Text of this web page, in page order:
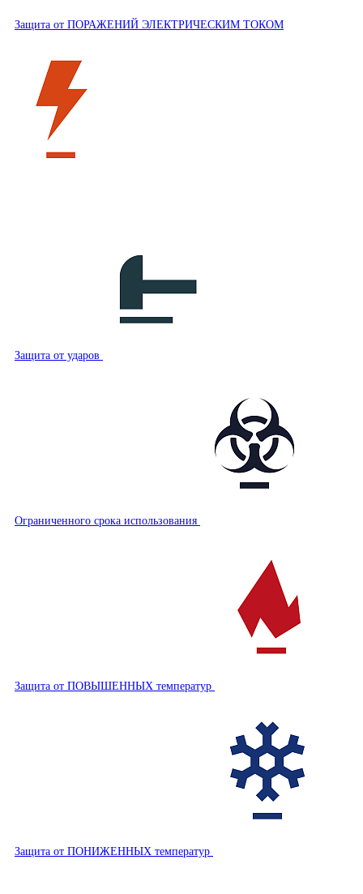
Защита от ПОРАЖЕНИЙ ЭЛЕКТРИЧЕСКИМ ТОКОМ
Защита от ударов
Ограниченного срока использования
Защита от ПОВЫШЕННЫХ температур
Защита от ПОНИЖЕННЫХ температур